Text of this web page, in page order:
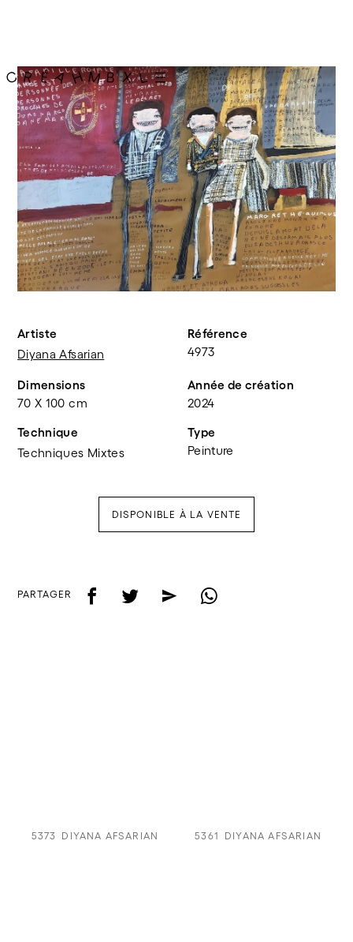
Artiste
Diyana Afsarian
Référence
4973
Dimensions
70 X 100 cm
Année de création
2024
Technique
Techniques Mixtes
Type
Peinture
DISPONIBLE À LA VENTE
PARTAGER f t e w
5373 DIYANA AFSARIAN 5361 DIYANA AFSARIAN